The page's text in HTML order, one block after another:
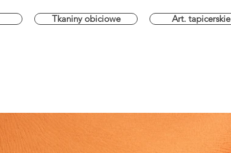
Tkaniny obiciowe Art. tapicerskie